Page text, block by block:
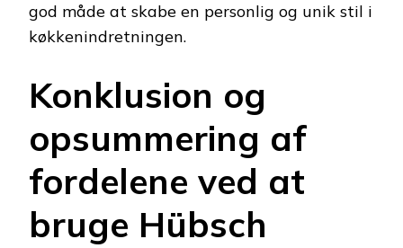
god måde at skabe en personlig og unik stil i
køkkenindretningen.
Konklusion og
opsummering af
fordelene ved at
bruge Hübsch